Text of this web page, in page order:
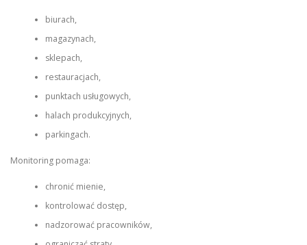
biurach,
magazynach,
sklepach,
restauracjach,
punktach usługowych,
halach produkcyjnych,
parkingach.
Monitoring pomaga:
chronić mienie,
kontrolować dostęp,
nadzorować pracowników,